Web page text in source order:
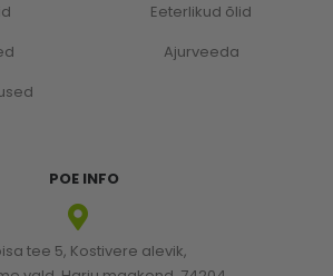
Eeterlikud õlid
Ajurveeda
POE INFO
tee 5, Kostivere alevik,